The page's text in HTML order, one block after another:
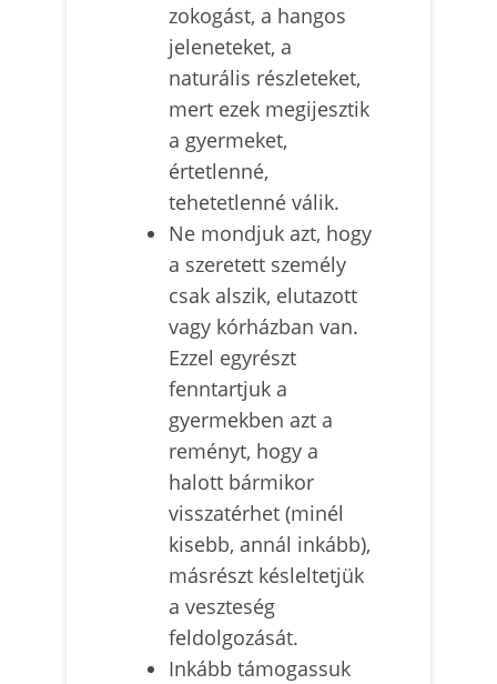
zokogást, a hangos
jeleneteket, a
naturális részleteket,
mert ezek megijesztik
a gyermeket,
értetlenné,
tehetetlenné válik.
Ne mondjuk azt, hogy
a szeretett személy
csak alszik, elutazott
vagy kórházban van.
Ezzel egyrészt
fenntartjuk a
gyermekben azt a
reményt, hogy a
halott bármikor
visszatérhet (minél
kisebb, annál inkább),
másrészt késleltetjük
a veszteség
feldolgozását.
Inkább támogassuk